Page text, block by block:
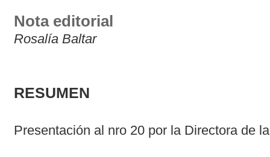
Nota editorial
Rosalía Baltar
RESUMEN
Presentación al nro 20 por la Directora de